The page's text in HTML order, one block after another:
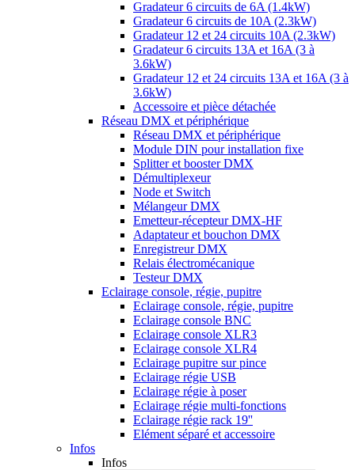
Gradateur 6 circuits de 6A (1.4kW)
Gradateur 6 circuits de 10A (2.3kW)
Gradateur 12 et 24 circuits 10A (2.3kW)
Gradateur 6 circuits 13A et 16A (3 à
3.6kW)
Gradateur 12 et 24 circuits 13A et 16A (3 à
3.6kW)
Accessoire et pièce détachée
Réseau DMX et périphérique
Réseau DMX et périphérique
Module DIN pour installation fixe
Splitter et booster DMX
Démultiplexeur
Node et Switch
Mélangeur DMX
Emetteur-récepteur DMX-HF
Adaptateur et bouchon DMX
Enregistreur DMX
Relais électromécanique
Testeur DMX
Eclairage console, régie, pupitre
Eclairage console, régie, pupitre
Eclairage console BNC
Eclairage console XLR3
Eclairage console XLR4
Eclairage pupitre sur pince
Eclairage régie USB
Eclairage régie à poser
Eclairage régie multi-fonctions
Eclairage régie rack 19''
Elément séparé et accessoire
Infos
Infos